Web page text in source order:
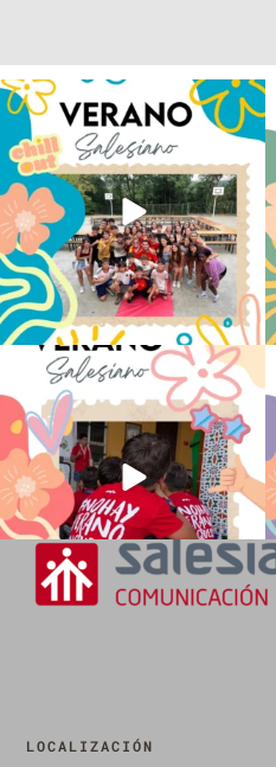
Los alumnos de 6º de Primaria, 1º y 2º
de la ESO...
145 2
No hay verano sin que sea Salesiano ❤️
💫 en Luz 4
...
0
LOCALIZACIÓN